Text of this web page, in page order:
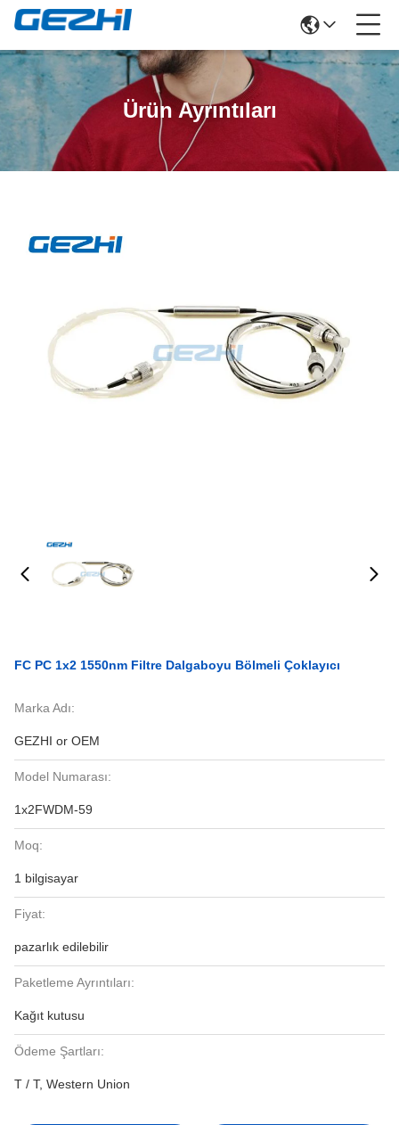
Ürün Ayrıntıları
FC PC 1x2 1550nm Filtre Dalgaboyu Bölmeli Çoklayıcı
Marka Adı:
GEZHI or OEM
Model Numarası:
1x2FWDM-59
Moq:
1 bilgisayar
Fiyat:
pazarlık edilebilir
Paketleme Ayrıntıları:
Kağıt kutusu
Ödeme Şartları:
T / T, Western Union